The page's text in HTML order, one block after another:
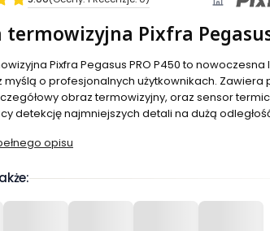
termowizyjna Pixfra
Pixfra Pegasus PRO P450 to
myślą o profesjonalnych użytkownikach.
obraz termowizyjny, oraz sensor
detekcję najmniejszych detali na dużą
opisu